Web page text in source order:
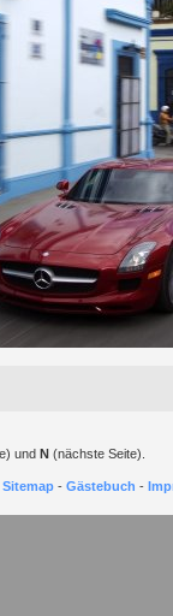
und N (nächste Seite).
Sitemap - Gästebuch -